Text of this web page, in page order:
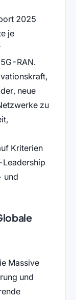
2025
je
RAN.
neue
zu
Kriterien
und
Massive
und